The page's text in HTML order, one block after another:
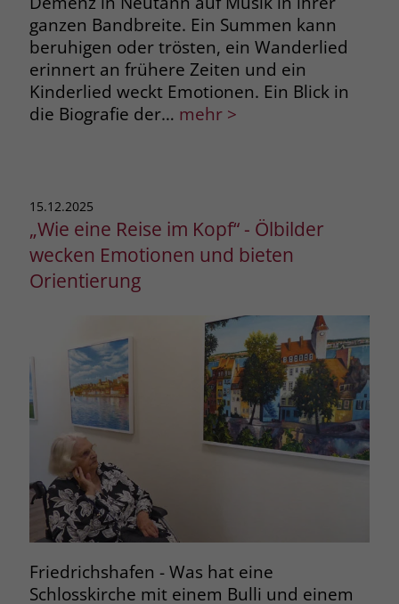
ganzen Bandbreite. Ein Summen kann
beruhigen oder trösten, ein Wanderlied
erinnert an frühere Zeiten und ein
Kinderlied weckt Emotionen. Ein Blick in
die Biografie der… mehr >
15.12.2025
„Wie eine Reise im Kopf“ - Ölbilder
wecken Emotionen und bieten
Orientierung
Friedrichshafen - Was hat eine
Schlosskirche mit einem Bulli und einem
Name _fbp
Anbieter Facebook
Laufzeit 3 Monate
Facebook platziert es, während ein
Verbraucher auf Facebook ist. Dieses
Cookie verfolgt die Besuche eines
Nutzers auf verschiedenen Websites
Facebook. Facebook kann dann die
gesammelten Daten nutzen, um den
Nutzer besser zu verstehen und
bessere, relevantere Werbung zu
zeigen. Das _fbp-Cookie sammelt keine
persönlich identifizierbaren
Informationen und wird von Facebook
nur platziert, um Daten an das
Unternehmen zurückzusenden.